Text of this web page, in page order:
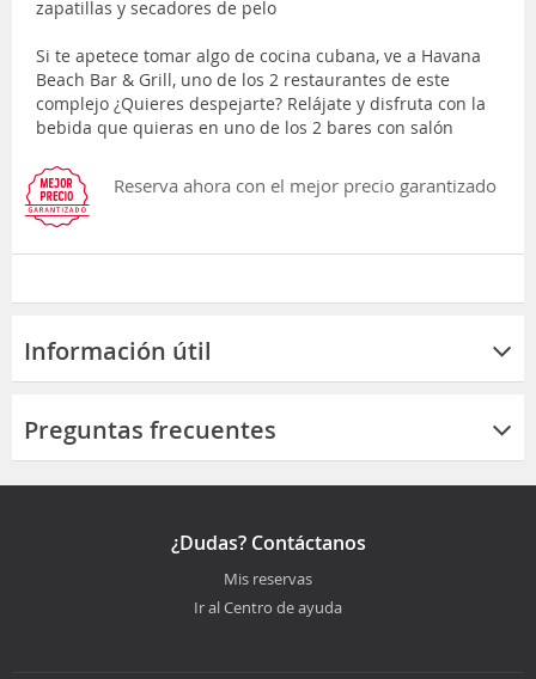
zapatillas y secadores de pelo
Si te apetece tomar algo de cocina cubana, ve a Havana
Beach Bar & Grill, uno de los 2 restaurantes de este
complejo ¿Quieres despejarte? Relájate y disfruta con la
bebida que quieras en uno de los 2 bares con salón
Reserva ahora con el mejor precio garantizado
Información útil
Preguntas frecuentes
¿Dudas? Contáctanos
Mis reservas
Ir al Centro de ayuda